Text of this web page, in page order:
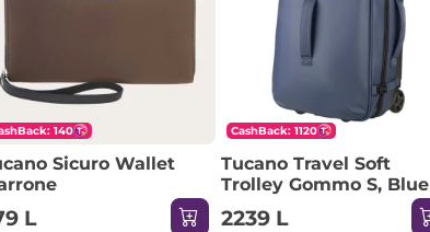
140
Sicuro Wallet
L
CashBack: 1120
Tucano Travel Soft
Trolley Gommo S, Blue
2239 L